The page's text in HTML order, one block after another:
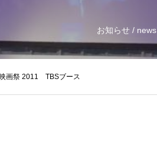
お知らせ / news
画祭 2011 TBSブース